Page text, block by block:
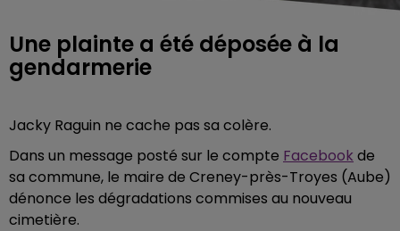
Une plainte a été déposée à la
gendarmerie
Jacky Raguin ne cache pas sa colère.
Dans un message posté sur le compte Facebook de
sa commune, le maire de Creney-près-Troyes (Aube)
dénonce les dégradations commises au nouveau
cimetière.